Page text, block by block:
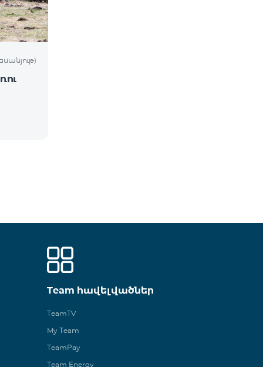
Team հավելվածներ
TeamTV
My Team
TeamPay
Team Energy